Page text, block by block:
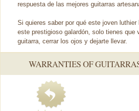
respuesta de las mejores guitarras
Si quieres saber por qué este joven luthier
este prestigioso galardón, solo tienes que
guitarra, cerrar los ojos y dejarte llevar.
WARRANTIES OF